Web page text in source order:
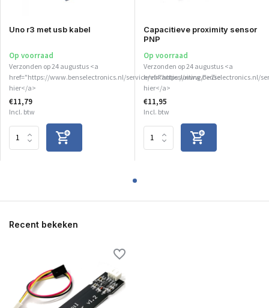
Uno r3 met usb kabel
Op voorraad
Verzonden op 24 augustus <a
href="https://www.benselectronics.nl/service/vakantiesluiting/">Zie
hier</a>
€11,79
Incl. btw
Capacitieve proximity sensor
PNP
Op voorraad
Verzonden op 24 augustus <a
href="https://www.benselectronics.nl/
hier</a>
€11,95
Incl. btw
Recent bekeken